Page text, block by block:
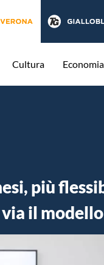
Cultura Economia
più
il